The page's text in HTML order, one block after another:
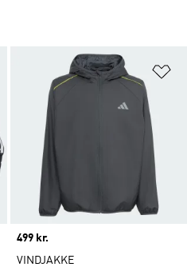
Føj til ønskeliste
Price
499 kr.
VINDJAKKE